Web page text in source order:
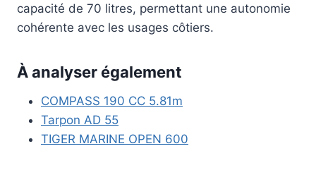
capacité de 70 litres, permettant une autonomie
cohérente avec les usages côtiers.
À analyser également
COMPASS 190 CC 5.81m
Tarpon AD 55
TIGER MARINE OPEN 600